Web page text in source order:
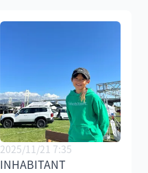
2025/11/21 7:35
INHABITANT